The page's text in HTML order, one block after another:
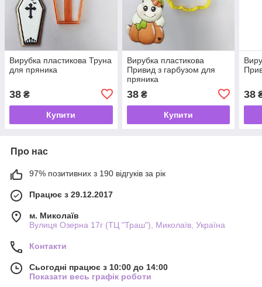
Вирубка пластикова Труна
для пряника
38 ₴
Купити
Вирубка пластикова
Привид з гарбузом для
пряника
38₴
Купити
38
Про нас
97% позитивних з 190 відгуків за рік
Працює з 29.12.2017
м. Миколаїв
Вулиця Озерна 17г (ТЦ "Траш"), Миколаїв, Україна
Контакти
Сьогодні працює з 10:00 до 14:00
Показати весь графік роботи